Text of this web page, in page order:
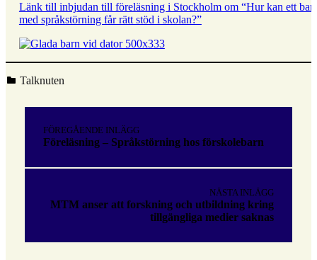
Länk till inbjudan till föreläsning i Stockholm om “Hur kan ett
med språkstörning får rätt stöd i skolan?”
Kategoriserad i:
Talknuten
tillbaka
huvudnavigeringen
FÖREGÅENDE INLÄGG
Föreläsning – Språkstörning hos förskolebarn
NÄSTA INLÄGG
MTM anser att forskning och utbildning kring
tillgängliga medier saknas